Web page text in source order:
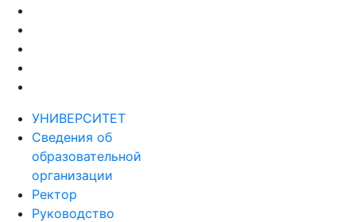
УНИВЕРСИТЕТ
Сведения об
образовательной
организации
Ректор
Руководство